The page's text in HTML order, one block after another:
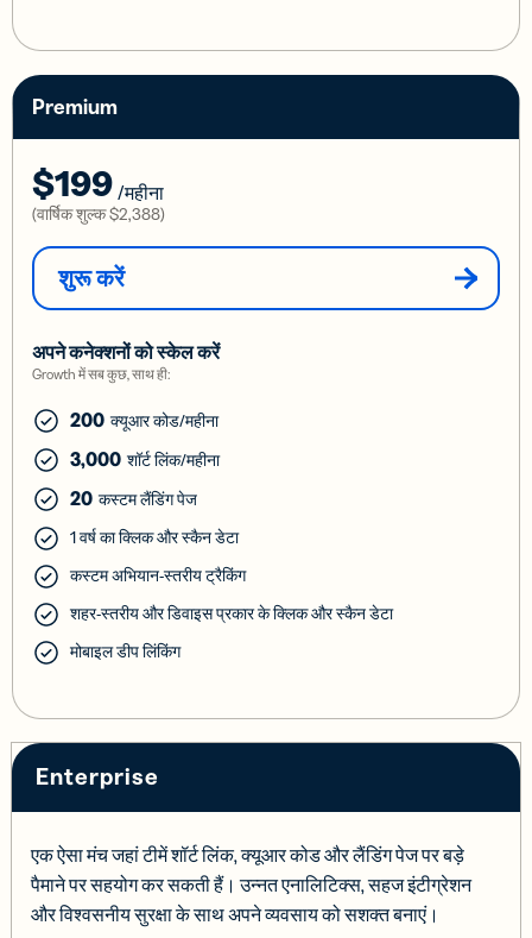
Premium
$199 /महीना
(वार्षिक शुल्क$2,388)
शुरू करें
अपने कनेक्शनों को स्केल करें
Growth में सब कुछ, साथ ही:
200 क्यूआर कोड/महीना
3,000 शॉर्ट लिंक/महीना
20 कस्टम लैंडिंग पेज
1 वर्ष का क्लिक और स्कैन डेटा
कस्टम अभियान-स्तरीय ट्रैकिंग
शहर-स्तरीय और डिवाइस प्रकार के क्लिक और स्कैन डेटा
मोबाइल डीप लिंकिंग
Enterprise
एक ऐसा मंच जहां टीमें शॉर्ट लिंक, क्यूआर कोड और लैंडिंग पेज पर बड़े
पैमाने पर सहयोग कर सकती हैं। उन्नत एनालिटिक्स, सहज इंटीग्रेशन
और विश्वसनीय सुरक्षा के साथ अपने व्यवसाय को सशक्त बनाएं।